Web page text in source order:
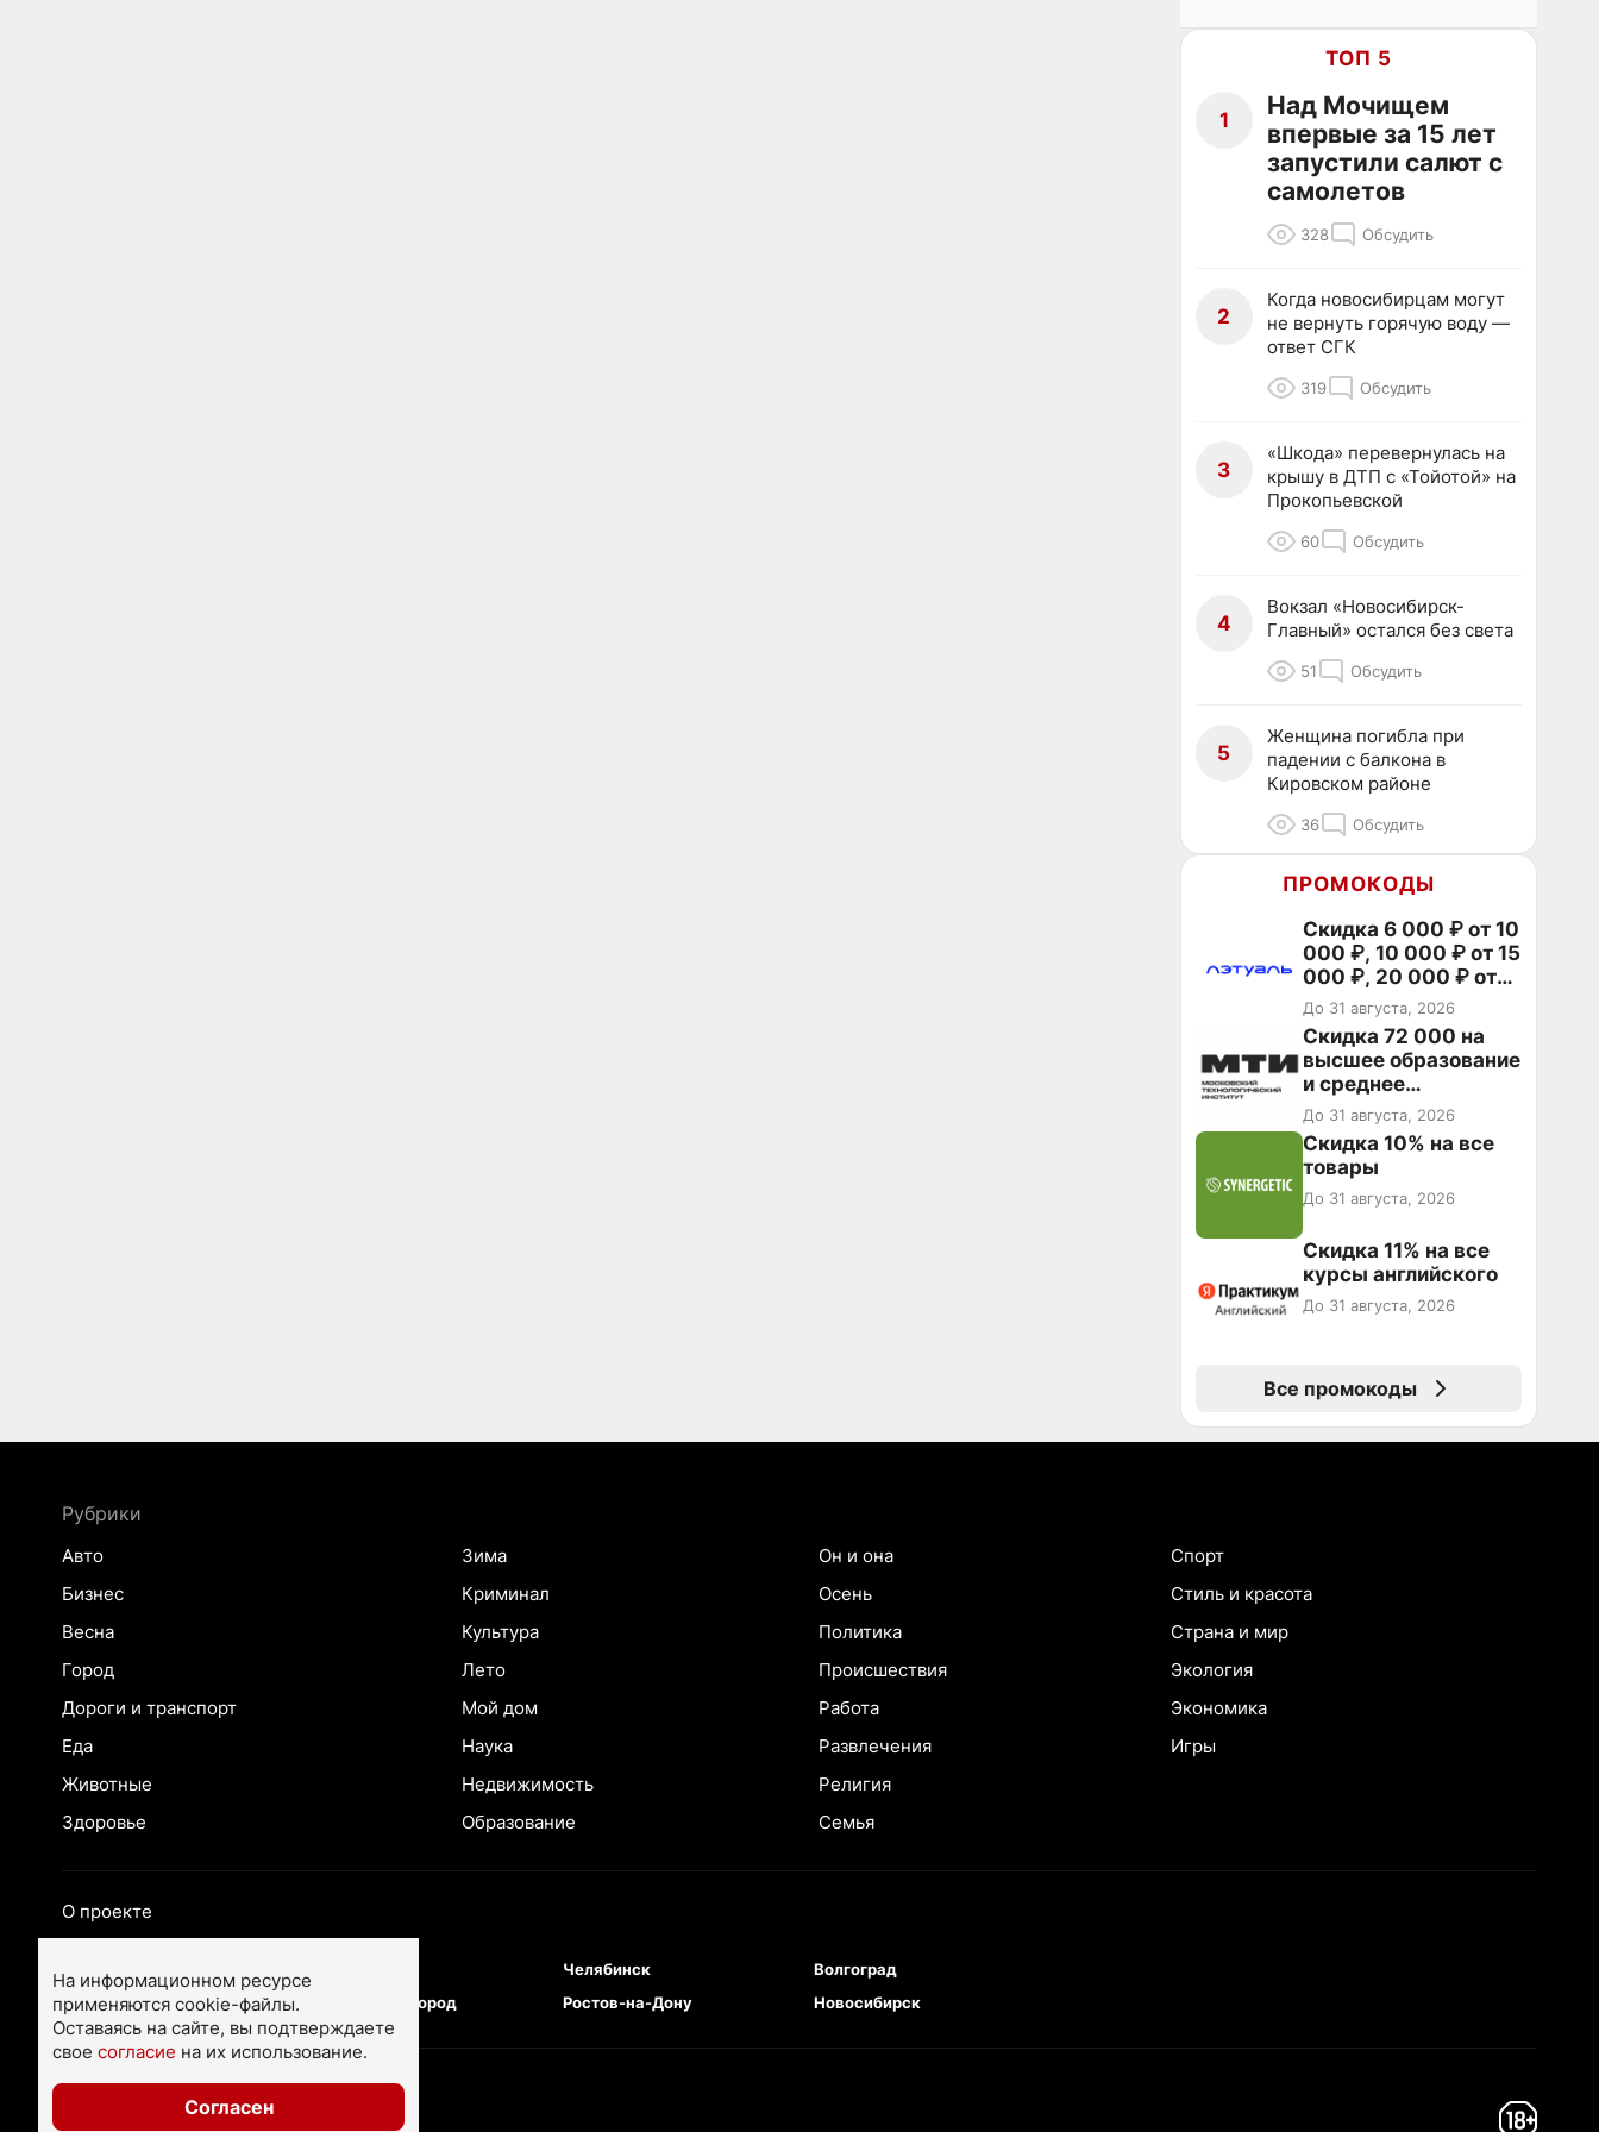
ТОП 5
1
Над Мочищем
впервые за 15 лет
запустили салют с
самолетов
328 Обсудить
2
Когда новосибирцам могут
не вернуть горячую воду —
ответ СГК
319 Обсудить
3
«Шкода» перевернулась на
крышу в ДТП с «Тойотой» на
Прокопьевской
60 Обсудить
4
Вокзал «Новосибирск-
Главный» остался без света
51 Обсудить
5
Женщина погибла при
падении с балкона в
Кировском районе
36 Обсудить
ПРОМОКОДЫ
Скидка 6 000 ₽ от 10
000 ₽, 10 000 ₽ от 15
000 ₽, 20 000 ₽ от
30 000 ₽ и 35 000 ₽
от 50 000 ₽ на
первый и все
повторные заказы по
промокоду НАБЕРИ
До 31 августа, 2026
Скидка 72 000 на
высшее образование
и среднее
специальное
образование в
первый год обучения
До 31 августа, 2026
Скидка 10% на все
товары
До 31 августа, 2026
Скидка 11% на все
курсы английского
До 31 августа, 2026
Все промокоды
Рубрики
Авто
Бизнес
Весна
Город
Дороги и транспорт
Еда
Животные
Здоровье
Зима
Криминал
Культура
Лето
Мой дом
Наука
Недвижимость
Образование
Он и она
Осень
Политика
Происшествия
Работа
Развлечения
Религия
Семья
Спорт
Стиль и красота
Страна и мир
Экология
Экономика
Игры
О проекте
Тюмень
Нижний Новгород
Челябинск
Ростов-на-Дону
Волгоград
Новосибирск
На информационном ресурсе
применяются cookie-файлы.
Оставаясь на сайте, вы подтверждаете
свое согласие на их использование.
Согласен